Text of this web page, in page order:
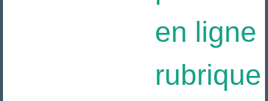
en ligne
rubrique